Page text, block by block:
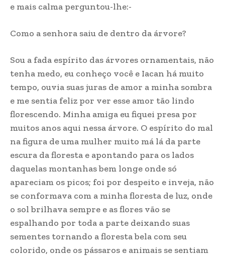
e mais calma perguntou-lhe:-
Como a senhora saiu de dentro da árvore?
Sou a fada espírito das árvores ornamentais, não
tenha medo, eu conheço você e Iacan há muito
tempo, ouvia suas juras de amor a minha sombra
e me sentia feliz por ver esse amor tão lindo
florescendo. Minha amiga eu fiquei presa por
muitos anos aqui nessa árvore. O espírito do mal
na figura de uma mulher muito má lá da parte
escura da floresta e apontando para os lados
daquelas montanhas bem longe onde só
apareciam os picos; foi por despeito e inveja, não
se conformava com a minha floresta de luz, onde
o sol brilhava sempre e as flores vão se
espalhando por toda a parte deixando suas
sementes tornando a floresta bela com seu
colorido, onde os pássaros e animais se sentiam